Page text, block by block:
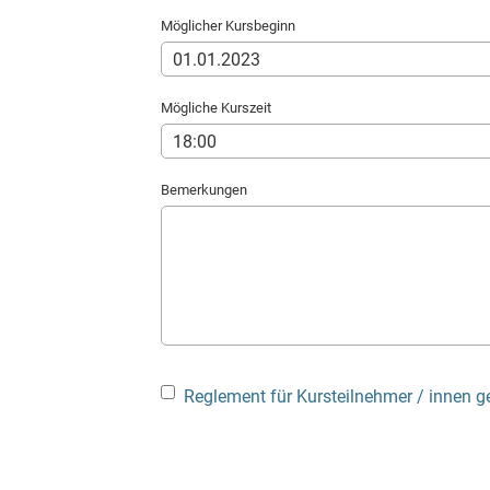
Möglicher Kursbeginn
Mögliche Kurszeit
Bemerkungen
Reglement für Kursteilnehmer / innen